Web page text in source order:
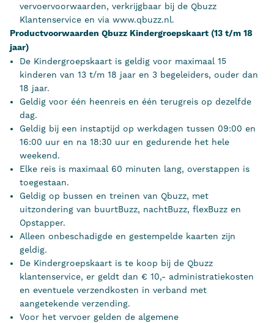
vervoervoorwaarden, verkrijgbaar bij de Qbuzz
Klantenservice en via www.qbuzz.nl.
Productvoorwaarden Qbuzz Kindergroepskaart (13 t/m 18
jaar)
De Kindergroepskaart is geldig voor maximaal 15
kinderen van 13 t/m 18 jaar en 3 begeleiders, ouder dan
18 jaar.
Geldig voor één heenreis en één terugreis op dezelfde
dag.
Geldig bij een instaptijd op werkdagen tussen 09:00 en
16:00 uur en na 18:30 uur en gedurende het hele
weekend.
Elke reis is maximaal 60 minuten lang, overstappen is
toegestaan.
Geldig op bussen en treinen van Qbuzz, met
uitzondering van buurtBuzz, nachtBuzz, flexBuzz en
Opstapper.
Alleen onbeschadigde en gestempelde kaarten zijn
geldig.
De Kindergroepskaart is te koop bij de Qbuzz
klantenservice, er geldt dan € 10,- administratiekosten
en eventuele verzendkosten in verband met
aangetekende verzending.
Voor het vervoer gelden de algemene